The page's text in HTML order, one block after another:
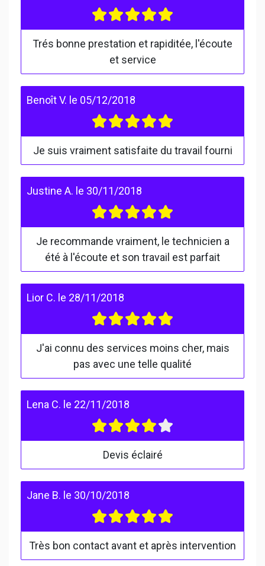
Trés bonne prestation et rapiditée, l'écoute
et service
Benoît V. le 05/12/2018
Je suis vraiment satisfaite du travail fourni
Justine A. le 30/11/2018
Je recommande vraiment, le technicien a
été à l'écoute et son travail est parfait
Lior C. le 28/11/2018
J'ai connu des services moins cher, mais
pas avec une telle qualité
Lena C. le 22/11/2018
Devis éclairé
Jane B. le 30/10/2018
Très bon contact avant et après intervention